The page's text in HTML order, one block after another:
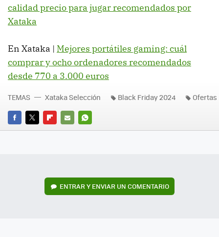
calidad precio para jugar recomendados por
Xataka
En Xataka | Mejores portátiles gaming: cuál
comprar y ocho ordenadores recomendados
desde 770 a 3.000 euros
FACEBOOK
TWITTERFLIPBOARD
E-
WHATSAPP
TEMAS Xataka Selección Black Friday 2024 Ofertas
ENTRAR Y ENVIAR UN COMENTARIO